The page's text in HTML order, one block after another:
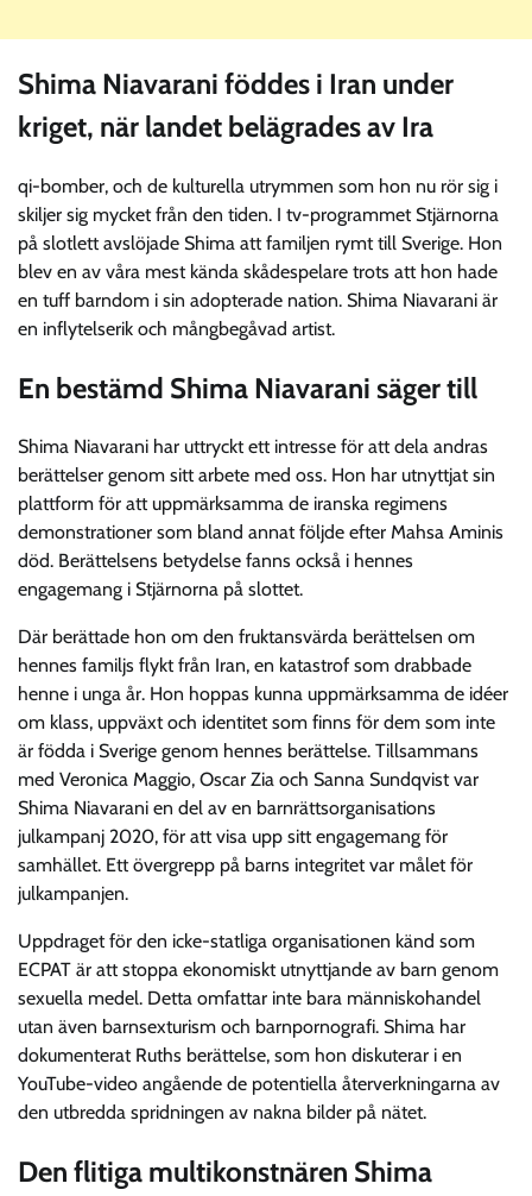
Shima Niavarani föddes i Iran under
kriget, när landet belägrades av Ira
qi-bomber, och de kulturella utrymmen som hon nu rör sig i
skiljer sig mycket från den tiden. I tv-programmet Stjärnorna
på slotlett avslöjade Shima att familjen rymt till Sverige. Hon
blev en av våra mest kända skådespelare trots att hon hade
en tuff barndom i sin adopterade nation. Shima Niavarani är
en inflytelserik och mångbegåvad artist.
En bestämd Shima Niavarani säger till
Shima Niavarani har uttryckt ett intresse för att dela andras
berättelser genom sitt arbete med oss. Hon har utnyttjat sin
plattform för att uppmärksamma de iranska regimens
demonstrationer som bland annat följde efter Mahsa Aminis
död. Berättelsens betydelse fanns också i hennes
engagemang i Stjärnorna på slottet.
Där berättade hon om den fruktansvärda berättelsen om
hennes familjs flykt från Iran, en katastrof som drabbade
henne i unga år. Hon hoppas kunna uppmärksamma de idéer
om klass, uppväxt och identitet som finns för dem som inte
är födda i Sverige genom hennes berättelse. Tillsammans
med Veronica Maggio, Oscar Zia och Sanna Sundqvist var
Shima Niavarani en del av en barnrättsorganisations
julkampanj 2020, för att visa upp sitt engagemang för
samhället. Ett övergrepp på barns integritet var målet för
julkampanjen.
Uppdraget för den icke-statliga organisationen känd som
ECPAT är att stoppa ekonomiskt utnyttjande av barn genom
sexuella medel. Detta omfattar inte bara människohandel
utan även barnsexturism och barnpornografi. Shima har
dokumenterat Ruths berättelse, som hon diskuterar i en
YouTube-video angående de potentiella återverkningarna av
den utbredda spridningen av nakna bilder på nätet.
Den flitiga multikonstnären Shima